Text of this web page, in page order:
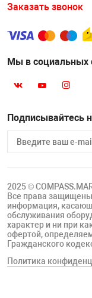
Заказать звонок
Мы в социальных
Подписывайтесь
2025 ©
Все права
информация,
обслуживания
характер и ни при
офертой,
Гражданского
Политика